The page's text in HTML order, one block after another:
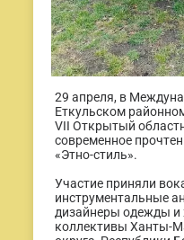
29 апреля, в
Еткульском
VII Открытый
современное
«Этно-стиль».
Участие приняли
инструментальные
дизайнеры одежды и
коллективы Ханты-